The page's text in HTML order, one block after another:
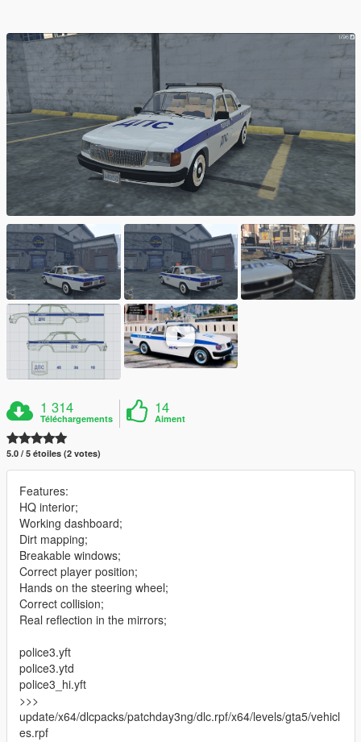
1 314
Téléchargements
14
Aiment
5.0 / 5 étoiles (2 votes)
Features:
HQ interior;
Working dashboard;
Dirt mapping;
Breakable windows;
Correct player position;
Hands on the steering wheel;
Correct collision;
Real reflection in the mirrors;
police3.yft
police3.ytd
police3_hi.yft
>>>
update/x64/dlcpacks/patchday3ng/dlc.rpf/x64/levels/gta5/vehicl
es.rpf